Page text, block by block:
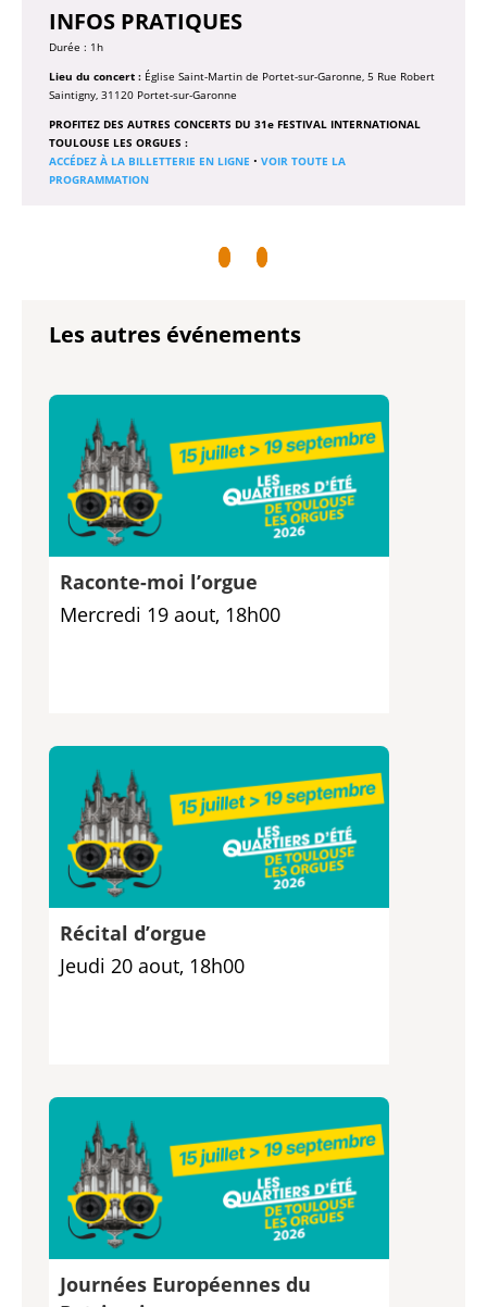
INFOS PRATIQUES
Durée : 1h
Lieu du concert :Église Saint-Martin de Portet-sur-Garonne, 5 Rue Robert
Saintigny, 31120 Portet-sur-Garonne
PROFITEZ DES AUTRES CONCERTS DU 31e FESTIVAL INTERNATIONAL
TOULOUSE LES ORGUES :
ACCÉDEZ À LA BILLETTERIE EN LIGNE • VOIR TOUTE LA
PROGRAMMATION
Les autres événements
Raconte-moi l’orgue
Mercredi 19 aout, 18h00
Récital d’orgue
Jeudi 20 aout, 18h00
Journées Européennes du